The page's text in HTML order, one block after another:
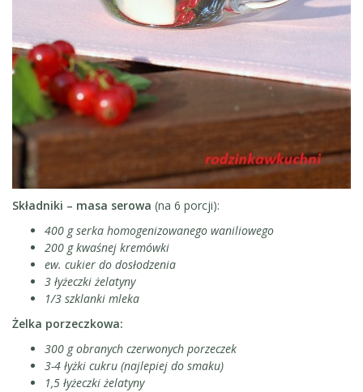
Składniki – masa serowa (na 6 porcji):
400 g serka homogenizowanego waniliowego
200 g kwaśnej kremówki
ew. cukier do dosłodzenia
3 łyżeczki żelatyny
1/3 szklanki mleka
Żelka porzeczkowa:
300 g obranych czerwonych porzeczek
3-4 łyżki cukru (najlepiej do smaku)
1,5 łyżeczki żelatyny